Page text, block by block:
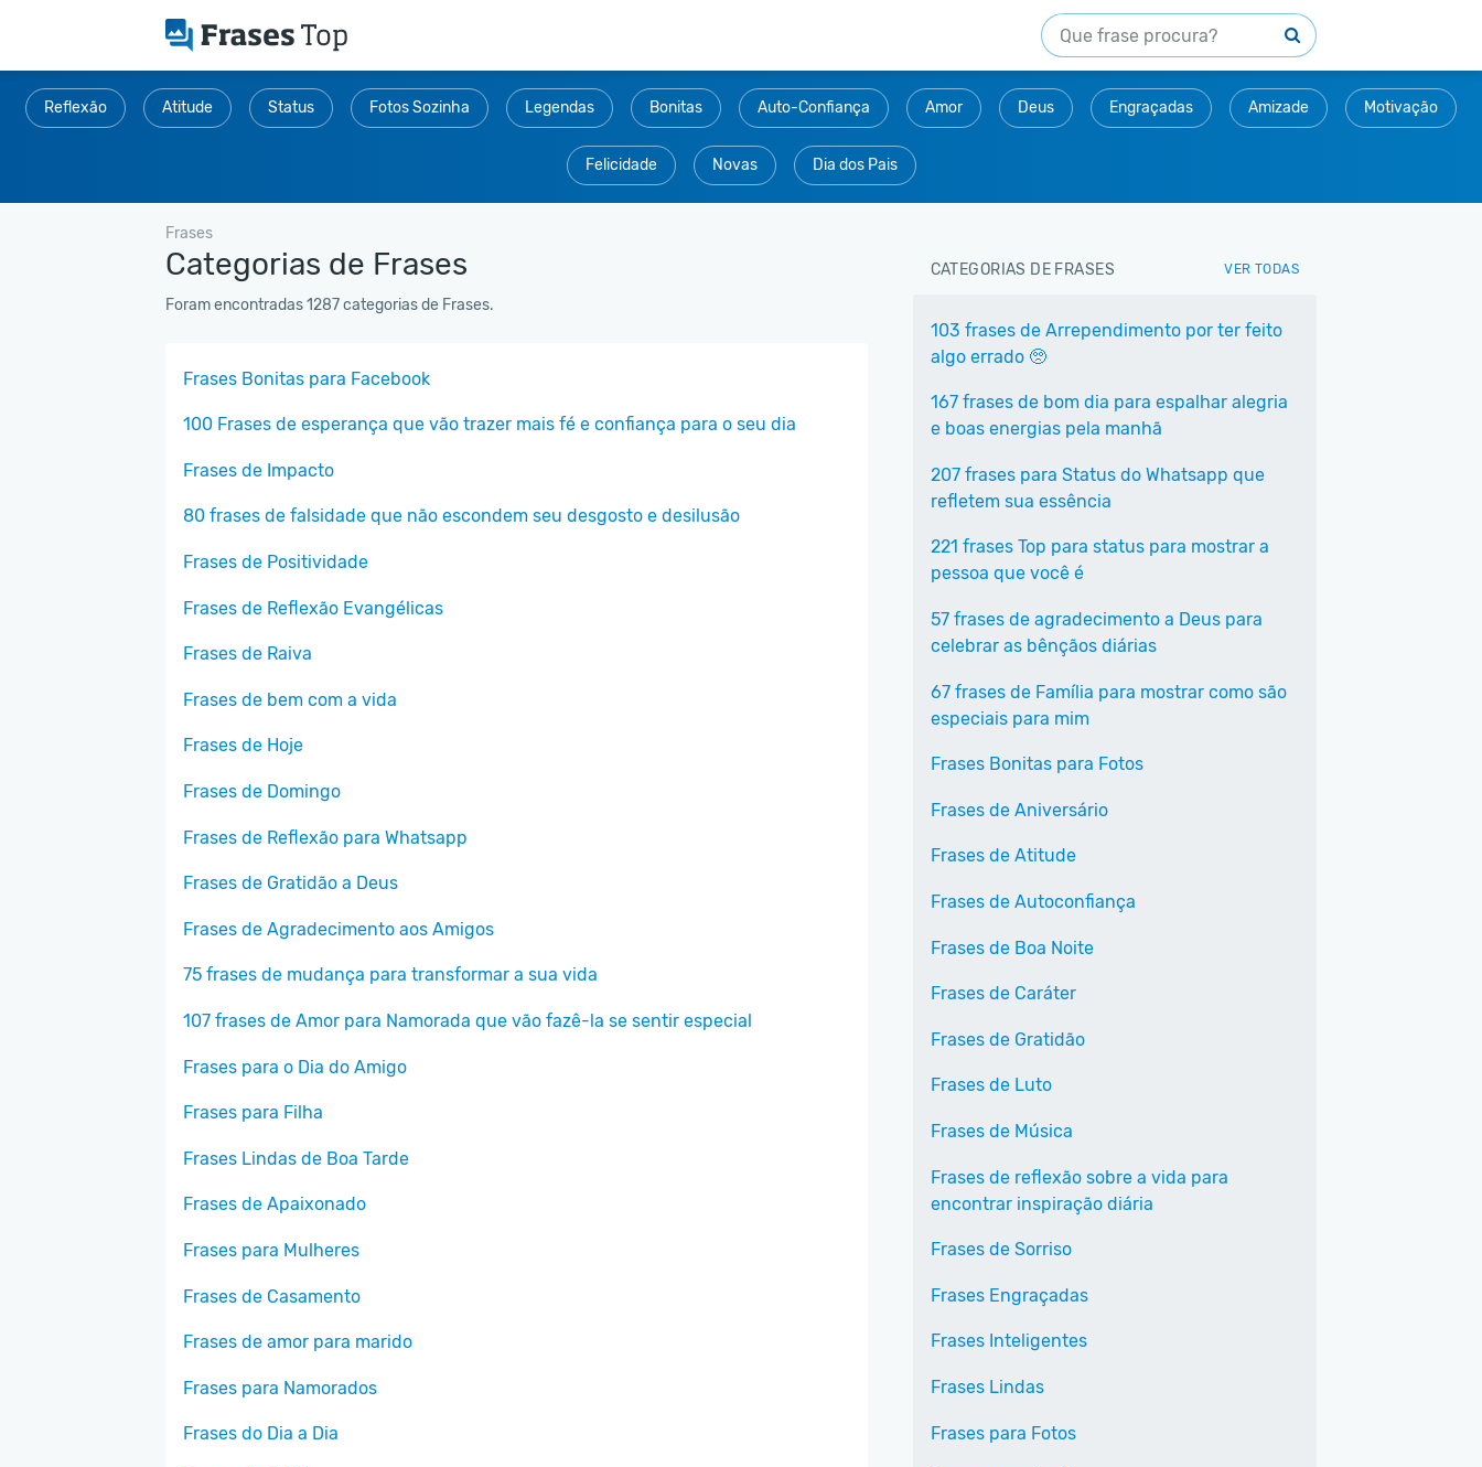
Reflexão Atitude Status Fotos Sozinha Legendas Bonitas Auto-Confiança Amor Deus Engraçadas Amizade Motivação
Felicidade Novas Dia dos Pais
Frases
Categorias de Frases
Foram encontradas 1287 categorias de Frases.
Frases Bonitas para Facebook
100 Frases de esperança que vão trazer mais fé e confiança para o seu dia
Frases de Impacto
80 frases de falsidade que não escondem seu desgosto e desilusão
Frases de Positividade
Frases de Reflexão Evangélicas
Frases de Raiva
Frases de bem com a vida
Frases de Hoje
Frases de Domingo
Frases de Reflexão para Whatsapp
Frases de Gratidão a Deus
Frases de Agradecimento aos Amigos
75 frases de mudança para transformar a sua vida
107 frases de Amor para Namorada que vão fazê-la se sentir especial
Frases para o Dia do Amigo
Frases para Filha
Frases Lindas de Boa Tarde
Frases de Apaixonado
Frases para Mulheres
Frases de Casamento
Frases de amor para marido
Frases para Namorados
Frases do Dia a Dia
CATEGORIAS DE FRASES VER TODAS
103 frases de Arrependimento por ter feito
algo errado 🥺
167 frases de bom dia para espalhar alegria
e boas energias pela manhã
207 frases para Status do Whatsapp que
refletem sua essência
221 frases Top para status para mostrar a
pessoa que você é
57 frases de agradecimento a Deus para
celebrar as bênçãos diárias
67 frases de Família para mostrar como são
especiais para mim
Frases Bonitas para Fotos
Frases de Aniversário
Frases de Atitude
Frases de Autoconfiança
Frases de Boa Noite
Frases de Caráter
Frases de Gratidão
Frases de Luto
Frases de Música
Frases de reflexão sobre a vida para
encontrar inspiração diária
Frases de Sorriso
Frases Engraçadas
Frases Inteligentes
Frases Lindas
Frases para Fotos